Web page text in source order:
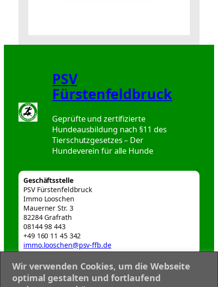
Wir verwenden Cookies, um die Webseite
optimal gestalten und fortlaufend
PSV
Fürstenfeldbruck
Geprüfte und zertifizierte
Hundeausbildung nach §11 des
Tierschutzgesetzes – Der
Hundeverein für alle Hunde
Geschäftsstelle
PSV Fürstenfeldbruck
Immo Looschen
Mauerner Str. 3
82284 Grafrath
08144 98 443
+49 160 11 45 342
immo.looschen@psv-ffb.de
Webmaster
webmaster@psv-ffb.de